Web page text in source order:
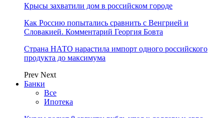
Крысы захватили дом в российском городе
Как Россию попытались сравнить с Венгрией и
Словакией. Комментарий Георгия Бовта
Страна НАТО нарастила импорт одного российского
продукта до максимума
Prev Next
Банки
Все
Ипотека